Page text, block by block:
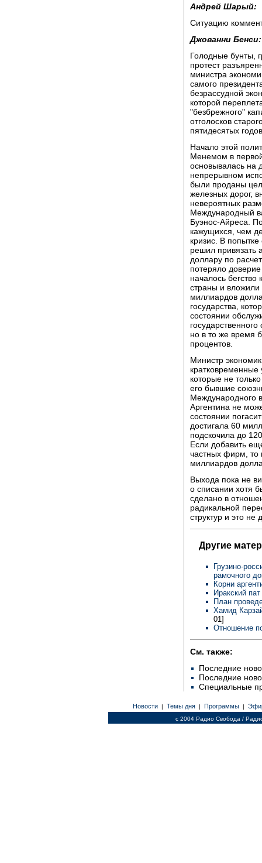
Андрей Шарый:
Ситуацию
Джованни Бенси:
Голодные бунты,
протест
министра
самого
безрассудной
которой
"безбрежного"
отголосков
пятидесятых
Начало этой
Менемом в
основывалась на
непрерывном
были проданы
железных дорог,
невероятных
Международный
Буэнос-Айреса.
кажущихся, чем
кризис. В
решил привязать
доллару по
потеряло
началось бегство
страны и
миллиардов
государства,
состоянии
но в то же время
процентов.
Министр
кратковременные
которые не
его бывшие
Международного
Аргентина не
состоянии
достигала 60
подскочила до
Если добавить
частных фирм, то
миллиардов
Выхода пока не
о списании хотя
сделано в
радикальной
структур и это не
Другие
Грузино-
рамочного
Корни
Иракский
План
Хамид
01]
Отношение
См. также:
Последние
Последние
Специальные
Новости | Темы дня | Программы |
c 2004 Радио Свобода /